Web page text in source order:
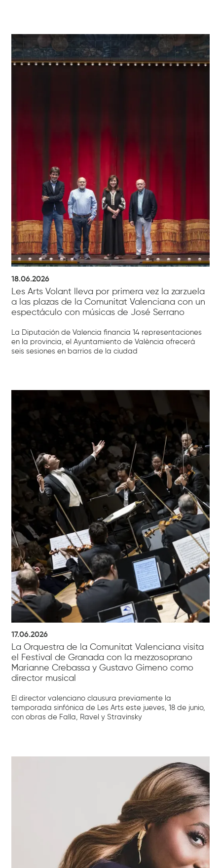
18.06.2026
Les Arts Volant lleva por primera vez la zarzuela
a las plazas de la Comunitat Valenciana con un
espectáculo con músicas de José Serrano
La Diputación de Valencia financia 14 representaciones
en la provincia, el Ayuntamiento de València ofrecerá
seis sesiones en barrios de la ciudad
17.06.2026
La Orquestra de la Comunitat Valenciana visita
el Festival de Granada con la mezzosoprano
Marianne Crebassa y Gustavo Gimeno como
director musical
El director valenciano clausura previamente la
temporada sinfónica de Les Arts este jueves, 18 de junio,
con obras de Falla, Ravel y Stravinsky